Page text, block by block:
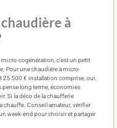
à
cogénération, c’est un petit
Pour une chaudière à micro-
25 500 € installation comprise, oui,
pense long terme, économies
Si la déco de la chaufferie
chauffe. Conseil amateur, vérifier
week-end pour choisir et partager